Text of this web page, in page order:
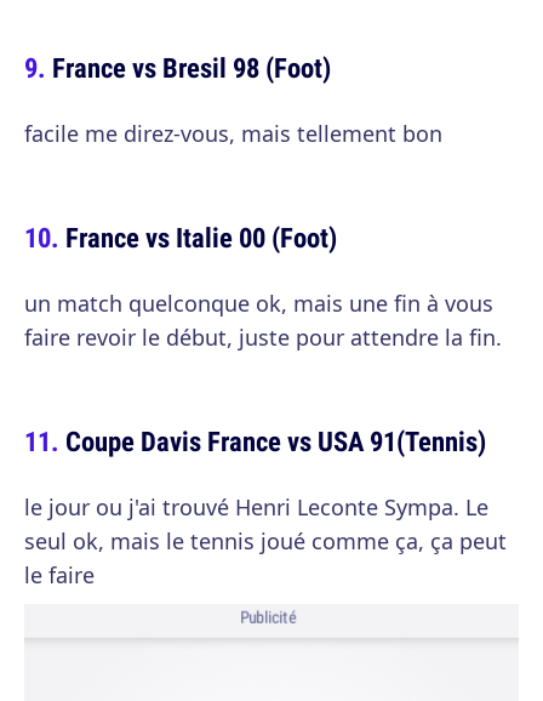
France vs Bresil 98 (Foot)
facile me direz-vous, mais tellement bon
France vs Italie 00 (Foot)
un match quelconque ok, mais une fin à vous
faire revoir le début, juste pour attendre la fin.
Coupe Davis France vs USA 91(Tennis)
le jour ou j'ai trouvé Henri Leconte Sympa. Le
seul ok, mais le tennis joué comme ça, ça peut
le faire
Publicité